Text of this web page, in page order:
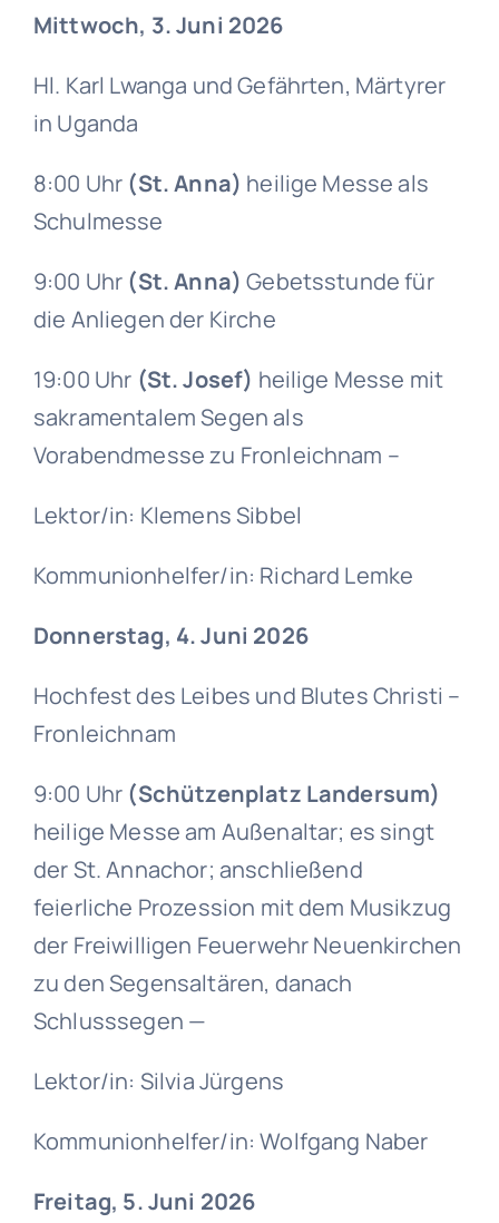
Mittwoch, 3. Juni 2026
Hl. Karl Lwanga und Gefährten, Märtyrer
in Uganda
8:00 Uhr (St. Anna) heilige Messe als
Schulmesse
9:00 Uhr (St. Anna) Gebetsstunde für
die Anliegen der Kirche
19:00 Uhr (St. Josef) heilige Messe mit
sakramentalem Segen als
Vorabendmesse zu Fronleichnam –
Lektor/in: Klemens Sibbel
Kommunionhelfer/in: Richard Lemke
Donnerstag, 4. Juni 2026
Hochfest des Leibes und Blutes Christi –
Fronleichnam
9:00 Uhr (Schützenplatz Landersum)
heilige Messe am Außenaltar; es singt
der St. Annachor; anschließend
feierliche Prozession mit dem Musikzug
der Freiwilligen Feuerwehr Neuenkirchen
zu den Segensaltären, danach
Schlusssegen —
Lektor/in: Silvia Jürgens
Kommunionhelfer/in: Wolfgang Naber
Freitag, 5. Juni 2026